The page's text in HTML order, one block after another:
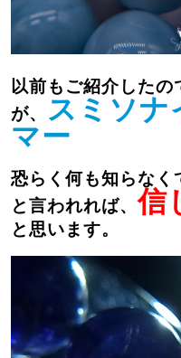
以前もご紹介したの
が、 スミソナ
マー
恐らく何も知らなく
と言われれば、信
と思います。